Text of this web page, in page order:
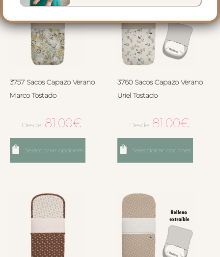
3757 Sacos Capazo Verano
Marco Tostado
Desde: 81.00€
Seleccionar opciones
3760 Sacos Capazo Verano
Uriel Tostado
Desde: 81.00€
Seleccionar opciones